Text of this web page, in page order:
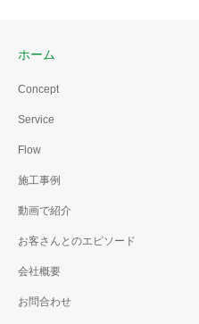
ホーム
Concept
Service
Flow
施工事例
動画で紹介
お客さんとのエピソード
会社概要
お問合わせ